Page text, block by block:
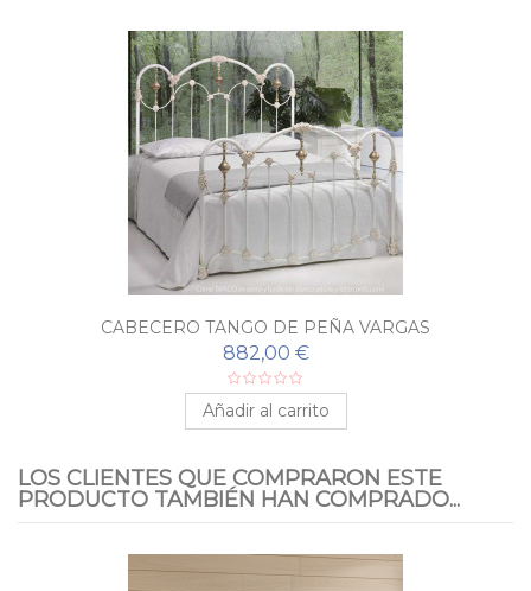
CABECERO TANGO DE PEÑA VARGAS
882,00 €
Añadir al carrito
LOS CLIENTES QUE COMPRARON ESTE
PRODUCTO TAMBIÉN HAN COMPRADO...